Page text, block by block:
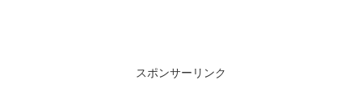
スポンサーリンク